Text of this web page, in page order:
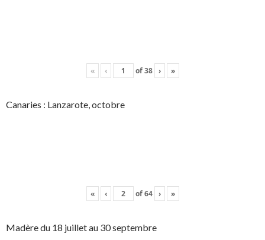
« ‹ of38 › »
Canaries : Lanzarote, octobre
« ‹ of64 › »
Madère du 18 juillet au 30 septembre